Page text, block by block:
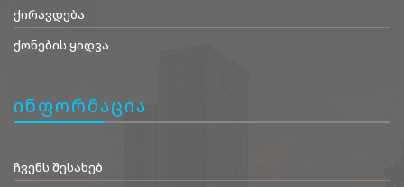
ქირავდება
ქონების ყიდვა
ინფორმაცია
ჩვენს შესახებ